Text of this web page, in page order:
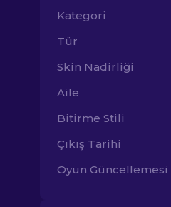
Kategori
Tür
Skin Nadirliği
Aile
Bitirme Stili
Çıkış Tarihi
Oyun Güncellemesi